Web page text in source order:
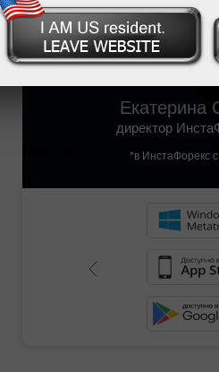
с реальными
Демосчет – это ваш
торговле на
Екатерина
директор
*в ИнстаФорекс